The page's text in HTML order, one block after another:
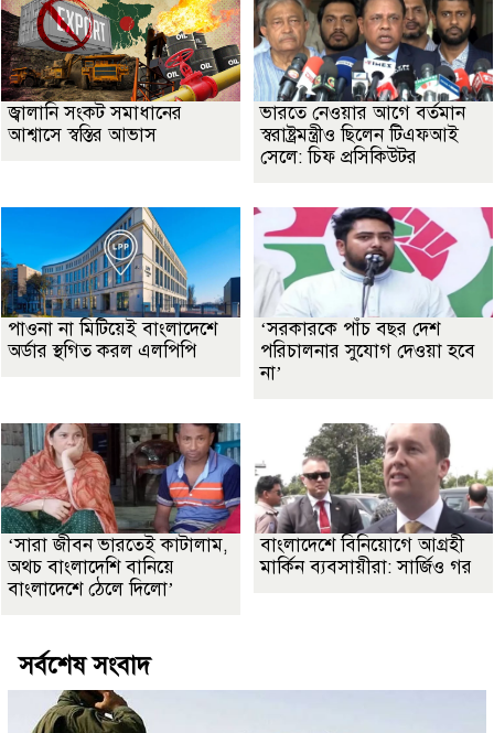
জ্বালানি সংকট সমাধানের
আশ্বাসে স্বস্তির আভাস
ভারতে নেওয়ার আগে বর্তমান
স্বরাষ্ট্রমন্ত্রীও ছিলেন টিএফআই
সেলে: চিফ প্রসিকিউটর
পাওনা না মিটিয়েই বাংলাদেশে
অর্ডার স্থগিত করল এলপিপি
‘সরকারকে পাঁচ বছর দেশ
পরিচালনার সুযোগ দেওয়া হবে
না’
‘সারা জীবন ভারতেই কাটালাম,
অথচ বাংলাদেশি বানিয়ে
বাংলাদেশে ঠেলে দিলো’
বাংলাদেশে বিনিয়োগে আগ্রহী
মার্কিন ব্যবসায়ীরা: সার্জিও গর
সর্বশেষ সংবাদ